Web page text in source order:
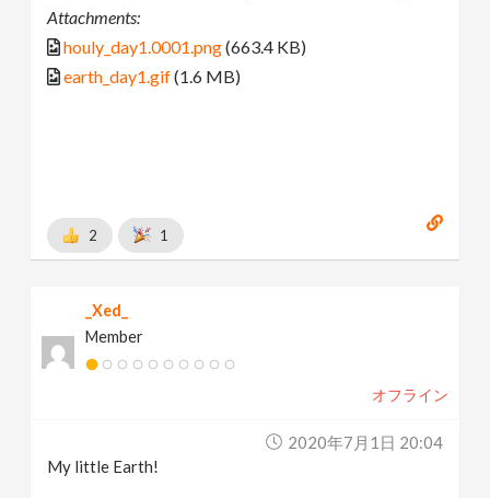
Attachments:
houly_day1.0001.png(663.4 KB)
earth_day1.gif(1.6 MB)
2 1
_Xed_
Member
オフライン
2020年7月1日 20:04
My little Earth!